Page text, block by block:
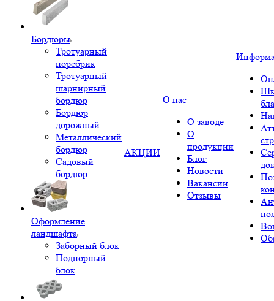
Бордюры
Тротуарный
поребрик
Тротуарный
шарнирный
бордюр
Бордюр
дорожный
Металлический
бордюр
Садовый
бордюр
Оформление
ландшафта
Заборный блок
Подпорный
блок
АКЦИИ
О нас
О заводе
О
продукции
Блог
Новости
Вакансии
Отзывы